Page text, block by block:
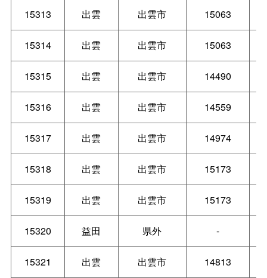
15313 出雲 出雲市 15063
15314 出雲 出雲市 15063
15315 出雲 出雲市 14490
15316 出雲 出雲市 14559
15317 出雲 出雲市 14974
15318 出雲 出雲市 15173
15319 出雲 出雲市 15173
15320 益田 県外 -
15321 出雲 出雲市 14813